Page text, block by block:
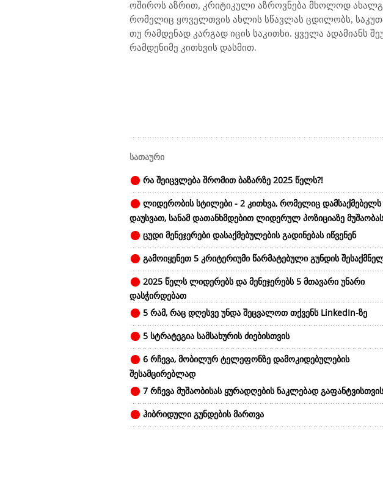
ოშიროს აზრით, კრიტიკული აზროვნება მხოლოდ
რომელიც ყოველთვის ახლის სწავლას ცდილობს,
თუ რამდენად კარგად იცის საკითხი. ყველა ადამიანს
რამდენიმე კითხვის დასმით.
სათაური
რა შეიცვლება შრომით ბაზარზე 2025 წელს?!
ლიდერობის სტილები - 2 კითხვა, რომელიც დამსაქმებელს
დაუსვათ, სანამ დათანხმდებით ლიდერულ პოზიციაზე მუშაობას
ცუდი მენეჯერები დასაქმებულების გადინებას იწვენენ
გამოიყენეთ 5 კრიტერიუმი წარმატებული გუნდის
2025 წელს ლიდერებს და მენეჯერებს 5 მთავარი უნარი
დასჭირდებათ
5 რამ, რაც დღესვე უნდა შეცვალოთ თქვენს LinkedIn-ზე
5 სტრატეგია სამსახურის ძიებისთვის
6 რჩევა, მობილურ ტელეფონზე დამოკიდებულების
შესამცირებლად
7 რჩევა მუშაობისას ყურადღების ნაკლებად გაფანტვისთვის
ჰიბრიდული გუნდების მართვა